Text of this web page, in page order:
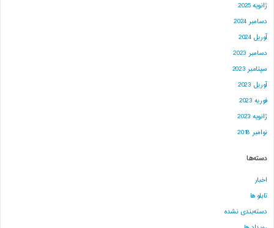
ژانویه 2025
دسامبر 2024
آوریل 2024
دسامبر 2023
سپتامبر 2023
آوریل 2023
فوریه 2023
ژانویه 2023
نوامبر 2018
دسته‌ها
اخبار
تابلو ها
دسته‌بندی نشده